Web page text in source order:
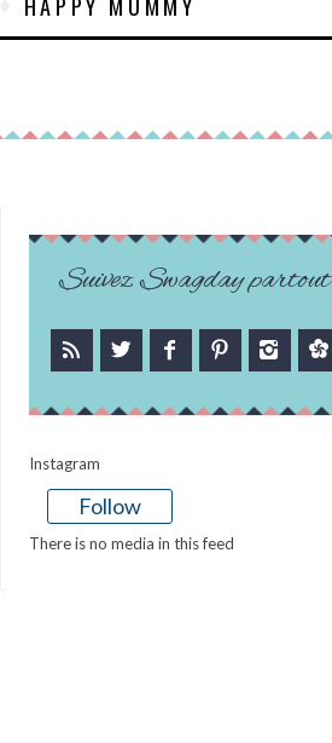
Suivez Swagday partout
Instagram
Follow
There is no media in this feed